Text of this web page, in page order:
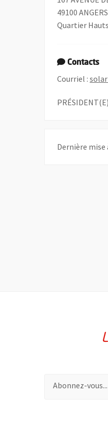
49100 ANGERS
Quartier
Contacts
Courriel :
Dernière mise
Pour vous